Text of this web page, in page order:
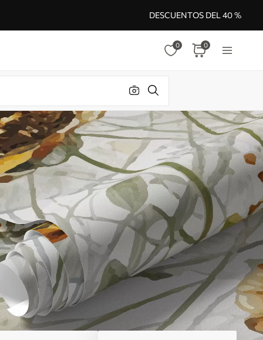
DESCUENTOS DEL 40 %
0 0